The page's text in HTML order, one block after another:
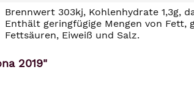
Brennwert 303kj, Kohlenhydrate 1,3g,
Enthält geringfügige Mengen von Fett,
Fettsäuren, Eiweiß und Salz.
2019"